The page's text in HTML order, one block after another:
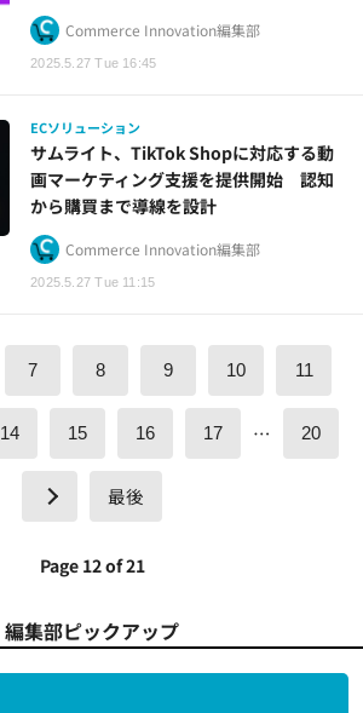
2025.5.27 Tue 16:45
Commerce Innovation編集部
ECソリューション
2025.5.27 Tue 11:15
サムライト、TikTok Shopに対応する動
画マーケティング支援を提供開始 認知
から購買まで導線を設計
Commerce Innovation編集部
7 8 9 10 11
14 15 16 17 … 20
最後
Page 12 of 21
編集部ピックアップ